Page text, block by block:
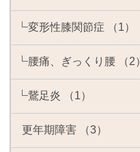
変形性膝関節症 （1）
腰痛、ぎっくり腰 （2）
鵞足炎 （1）
更年期障害 （3）